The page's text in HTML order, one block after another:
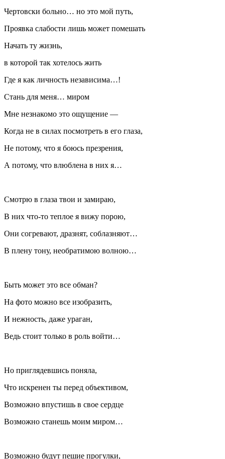
Чертовски больно… но это мой путь,
Проявка слабости лишь может помешать
Начать ту жизнь,
в которой так хотелось жить
Где я как личность независима…!
Стань для меня… миром
Мне незнакомо это ощущение —
Когда не в силах посмотреть в его глаза,
Не потому, что я боюсь презрения,
А потому, что влюблена в них я…
Смотрю в глаза твои и замираю,
В них что-то теплое я вижу порою,
Они согревают, дразнят, соблазняют…
В плену тону, необратимою волною…
Быть может это все обман?
На фото можно все изобразить,
И нежность, даже ураган,
Ведь стоит только в роль войти…
Но приглядевшись поняла,
Что искренен ты перед объективом,
Возможно впустишь в свое сердце
Возможно станешь моим миром…
Возможно будут пешие прогулки,